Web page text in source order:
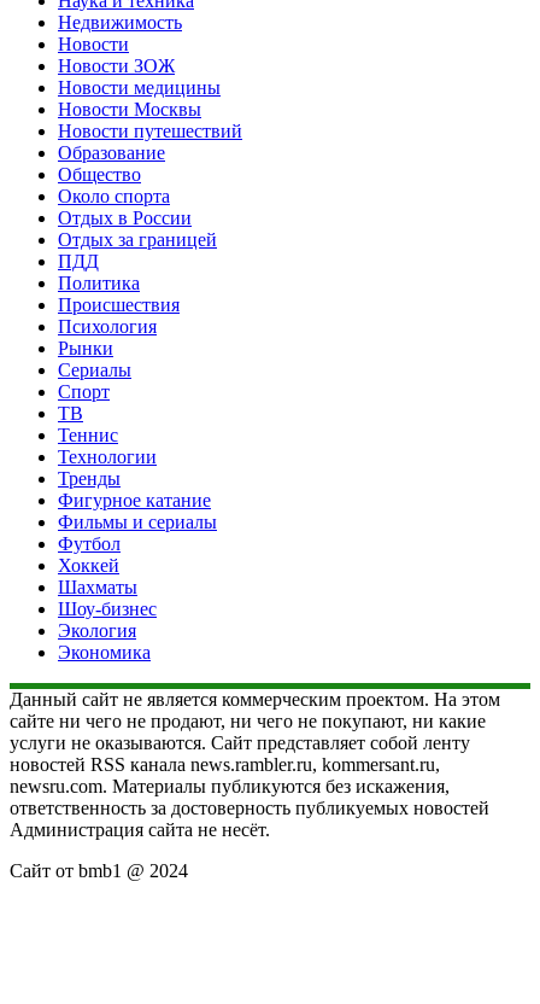
Недвижимость
Новости
Новости ЗОЖ
Новости медицины
Новости Москвы
Новости путешествий
Образование
Общество
Около спорта
Отдых в России
Отдых за границей
ПДД
Политика
Происшествия
Психология
Рынки
Сериалы
Спорт
ТВ
Теннис
Технологии
Тренды
Фигурное катание
Фильмы и сериалы
Футбол
Хоккей
Шахматы
Шоу-бизнес
Экология
Экономика
Данный сайт не является коммерческим проектом. На этом
сайте ни чего не продают, ни чего не покупают, ни какие
услуги не оказываются. Сайт представляет собой ленту
новостей RSS канала news.rambler.ru, kommersant.ru,
newsru.com. Материалы публикуются без искажения,
ответственность за достоверность публикуемых новостей
Администрация сайта не несёт.
Сайт от bmb1 @ 2024